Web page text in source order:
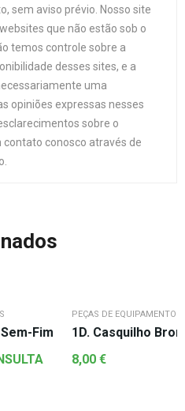
sem aviso prévio. Nosso site
que não estão sob o
temos controle sobre a
desses sites, e a
uma
opiniões expressas nesses
sobre o
conosco através de
Fim
PEÇAS DE
1D. Casquilho
8,00 €